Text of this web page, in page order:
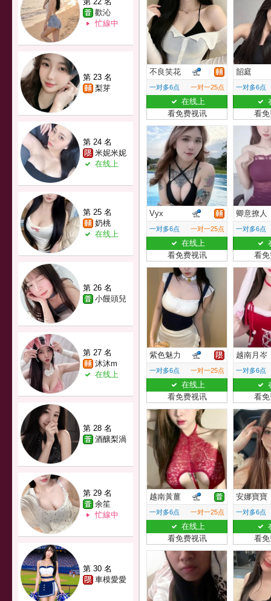
歡沁
忙線中
第 23 名
梨芽
第 24 名
米妮米妮
在线上
第 25 名
奶桃
在线上
第 26 名
小饅頭兒
第 27 名
沐沐m
在线上
第 28 名
酒釀梨渦
第 29 名
余笙
忙線中
第 30 名
車模愛愛
不良笑花
一对多6点 一对一25点
在线上
看免费视讯
韶庭
一对多6点
看
Vyx
一对多6点 一对一25点
在线上
看免费视讯
卿意撩人
一对多6点
看
紫色魅力
一对多6点 一对一25点
在线上
看免费视讯
越南月岑
一对多6点
看
越南黃薑
一对多6点 一对一25点
在线上
看免费视讯
安娜寶寶
一对多6点
看